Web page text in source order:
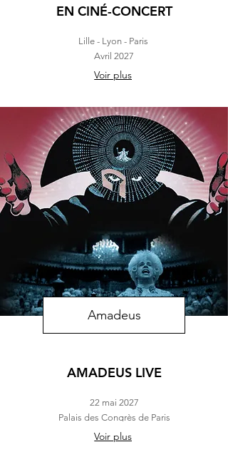
EN CINÉ-CONCERT
Lille - Lyon - Paris
Avril 2027
Voir plus
Amadeus
AMADEUS LIVE
22 mai 2027
Palais des Congrès de Paris
Voir plus